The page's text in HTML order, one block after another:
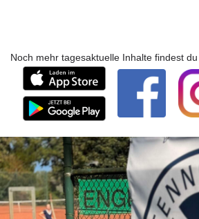
Noch mehr tagesaktuelle Inhalte findest